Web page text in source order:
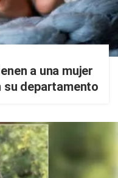
a una mujer
su departamento